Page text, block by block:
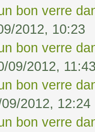
bon verre
2012, 10:23
bon verre
09/2012,
bon verre
2012, 12:24
bon verre